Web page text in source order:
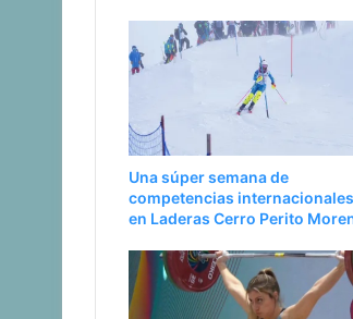
Una súper semana de
competencias internacionales
en Laderas Cerro Perito